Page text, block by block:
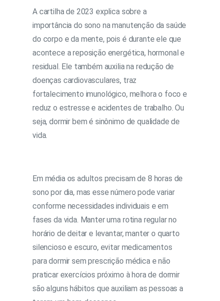
A cartilha de 2023 explica sobre a
importância do sono na manutenção da saúde
do corpo e da mente, pois é durante ele que
acontece a reposição energética, hormonal e
residual. Ele também auxilia na redução de
doenças cardiovasculares, traz
fortalecimento imunológico, melhora o foco e
reduz o estresse e acidentes de trabalho. Ou
seja, dormir bem é sinônimo de qualidade de
vida.
Em média os adultos precisam de 8 horas de
sono por dia, mas esse número pode variar
conforme necessidades individuais e em
fases da vida. Manter uma rotina regular no
horário de deitar e levantar, manter o quarto
silencioso e escuro, evitar medicamentos
para dormir sem prescrição médica e não
praticar exercícios próximo à hora de dormir
são alguns hábitos que auxiliam as pessoas a